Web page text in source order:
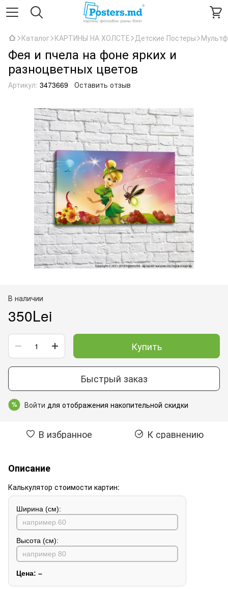
Каталог КАРТИНЫ НА ХОЛСТЕ Детские Постеры
Фея и пчела на фоне ярких и
разноцветных цветов
Артикул: 3473669 Оставить отзыв
В наличии
350Lei
Купить
Быстрый заказ
% Войти для отображения накопительной скидки
В избранное К сравнению
Описание
Калькулятор стоимости картин:
Ширина (см):
Высота (см):
Цена: –